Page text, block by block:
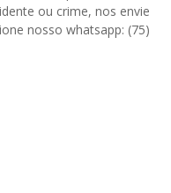
ou crime, nos envie
nosso whatsapp: (75)